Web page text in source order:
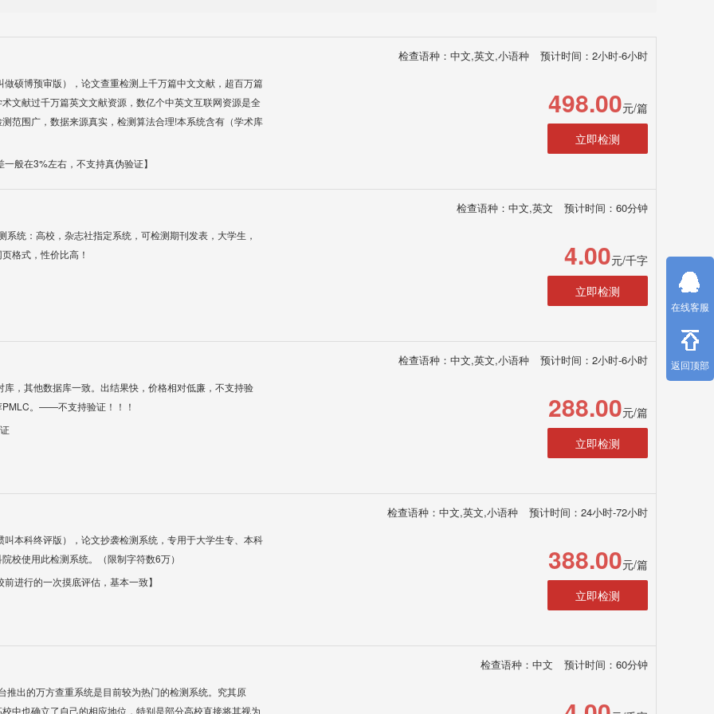
检查语种：中文,英文,小语种 预计时间：2小时-6小时
做硕博预审版），论文查重检测上千万篇中文文献，超百万篇
文献过千万篇英文文献资源，数亿个中英文互联网资源是全
范围广，数据来源真实，检测算法合理!本系统含有（学术库
般在3%左右，不支持真伪验证】
498.00元/篇
立即检测
检查语种：中文,英文 预计时间：60分钟
系统：高校，杂志社指定系统，可检测期刊发表，大学生，
格式，性价比高！
4.00元/千字
立即检测
检查语种：中文,英文,小语种 预计时间：2小时-6小时
库，其他数据库一致。出结果快，价格相对低廉，不支持验
PMLC。——不支持验证！！！
288.00元/篇
立即检测
检查语种：中文,英文,小语种 预计时间：24小时-72小时
叫本科终评版），论文抄袭检测系统，专用于大学生专、本科
校使用此检测系统。（限制字符数6万）
进行的一次摸底评估，基本一致】
388.00元/篇
立即检测
检查语种：中文 预计时间：60分钟
推出的万方查重系统是目前较为热门的检测系统。究其原
中也确立了自己的相应地位，特别是部分高校直接将其视为
在线客服
返回顶部